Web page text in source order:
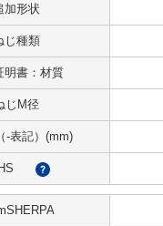
加形状
じ種類
明書：材質
じM径
-表記）(mm)
?